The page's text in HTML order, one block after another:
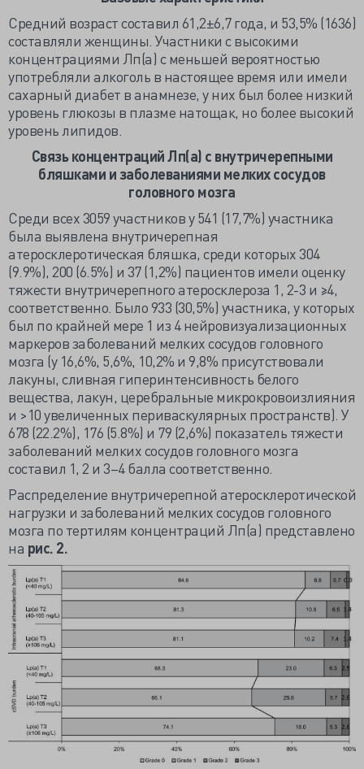
Средний возраст составил 61,2±6,7 года, и 53,5% (1636)
составляли женщины. Участники с высокими
концентрациями Лп(а) с меньшей вероятностью
употребляли алкоголь в настоящее время или имели
сахарный диабет в анамнезе, у них был более низкий
уровень глюкозы в плазме натощак, но более высокий
уровень липидов.
Связь концентраций Лп(а) с внутричерепными
бляшками и заболеваниями мелких сосудов
головного мозга
Среди всех 3059 участников у 541 (17,7%) участника
была выявлена внутричерепная
атеросклеротическая бляшка, среди которых 304
(9.9%), 200 (6.5%) и 37 (1,2%) пациентов имели оценку
тяжести внутричерепного атеросклероза 1, 2-3 и ≥4,
соответственно. Было 933 (30,5%) участника, у которых
был по крайней мере 1 из 4 нейровизуализационных
маркеров заболеваний мелких сосудов головного
мозга (у 16,6%, 5,6%, 10,2% и 9,8% присутствовали
лакуны, сливная гиперинтенсивность белого
вещества, лакун, церебральные микрокровоизлияния
и >10 увеличенных периваскулярных пространств). У
678 (22.2%), 176 (5.8%) и 79 (2,6%) показатель тяжести
заболеваний мелких сосудов головного мозга
составил 1, 2 и 3–4 балла соответственно.
Распределение внутричерепной атеросклеротической
нагрузки и заболеваний мелких сосудов головного
мозга по тертилям концентраций Лп(а) представлено
на рис. 2.